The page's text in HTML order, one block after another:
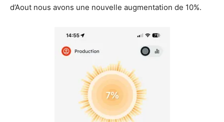
d’Aout nous avons une nouvelle augmentation de 10%.